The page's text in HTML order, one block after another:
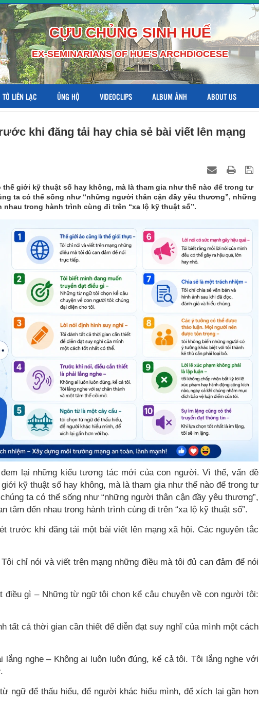
CỰU CHỦNG SINH HUẾ
EX-SEMINARIANS OF HUE'S ARCHDIOCESE
TỜ LIÊN LẠC ỦNG HỘ VIDEOCLIPS ALBUM ẢNH ABOUT US
khi đăng tải hay chia sẻ bài viết lên mạng
thế giới kỹ thuật số hay không, mà là tham gia như thế nào để trong tư
ta có thể sống như “những người thân cận đầy yêu thương”, những
trong hành trình cùng đi trên “xa lộ kỹ thuật số”.
lại những kiểu tương tác mới của con người. Vì thế, vấn đề
kỹ thuật số hay không, mà là tham gia như thế nào để trong tư
ta có thể sống như “những người thân cận đầy yêu thương”,
tâm đến nhau trong hành trình cùng đi trên “xa lộ kỹ thuật số”.
trước khi đăng tải một bài viết lên mạng xã hội. Các nguyên tắc
chỉ nói và viết trên mạng những điều mà tôi đủ can đảm để nói
điều gì – Những từ ngữ tôi chọn kể câu chuyện về con người tôi:
tất cả thời gian cần thiết để diễn đạt suy nghĩ của mình một cách
nghe – Không ai luôn luôn đúng, kể cả tôi. Tôi lắng nghe với
ngữ để thấu hiểu, để người khác hiểu mình, để xích lại gần hơn